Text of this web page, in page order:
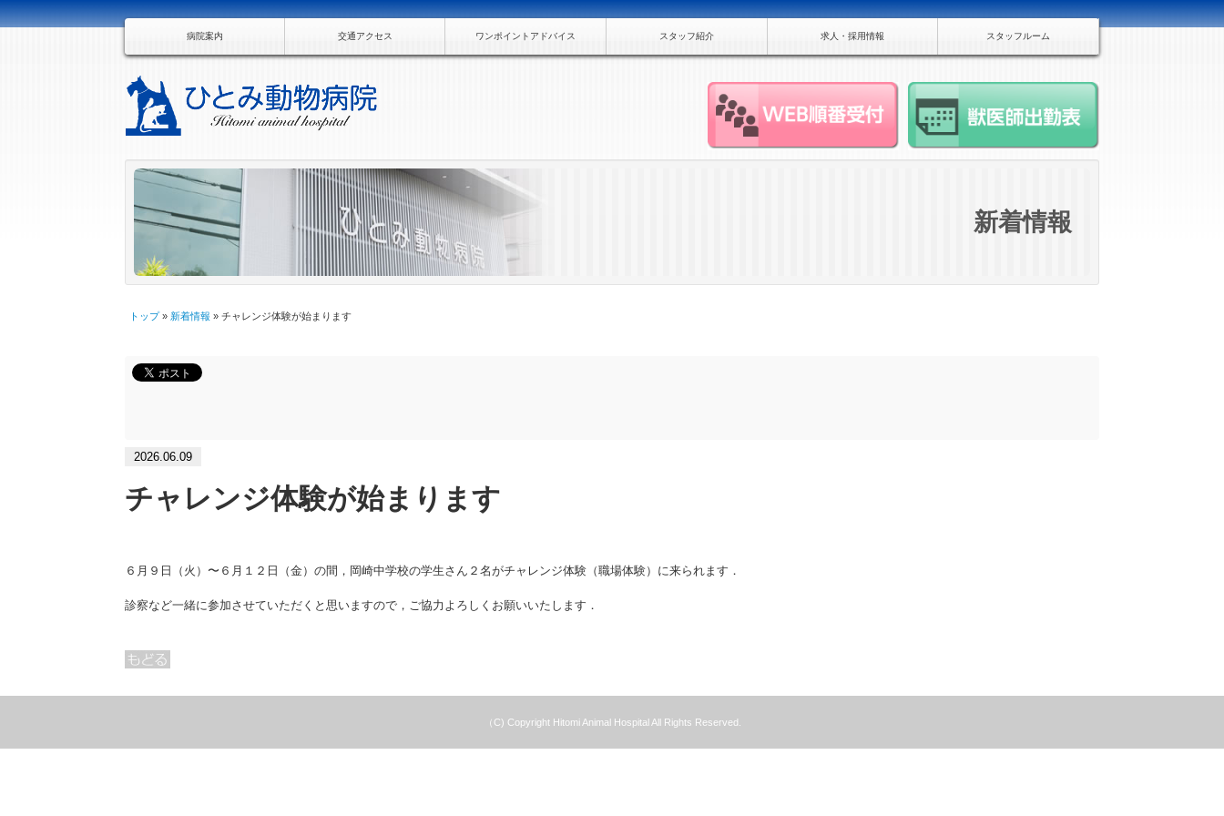
病院案内 交通アクセス ワンポイントアドバイス スタッフ紹介 求人・採用情報 スタッフルーム
新着情報
トップ» 新着情報 » チャレンジ体験が始まります
2026.06.09
チャレンジ体験が始まります
６月９日（火）〜６月１２日（金）の間，岡崎中学校の学生さん２名がチャレンジ体験（職場体験）に来られます．
診察など一緒に参加させていただくと思いますので，ご協力よろしくお願いいたします．
（C) Copyright Hitomi Animal Hospital All Rights Reserved.